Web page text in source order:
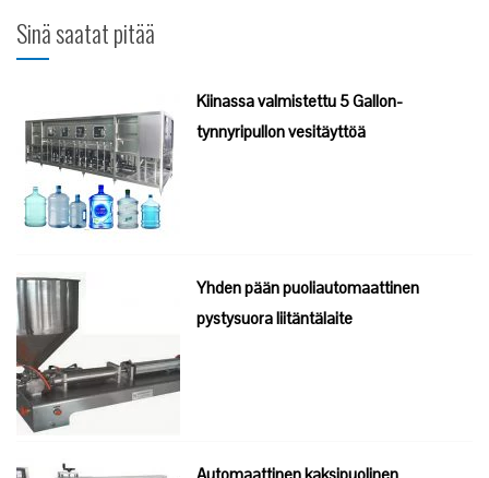
Sinä saatat pitää
Kiinassa valmistettu 5 Gallon-
tynnyripullon vesitäyttöä
Yhden pään puoliautomaattinen
pystysuora liitäntälaite
Automaattinen kaksipuolinen